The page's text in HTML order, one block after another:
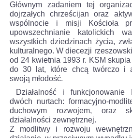
Głównym zadaniem tej
dojrzałych chrześcijan oraz
wspólnocie i misji Kościoła
upowszechnianie katolickich
wszystkich dziedzinach życia,
kulturalnego. W diecezji
od 24 kwietnia 1993 r. KSM
do 30 lat, które chcą twórczo i
swoją młodość.
Działalność i
dwóch nurtach: formacyjno-
duchowym rozwojem, oraz
działalności zewnętrznej.
Z modlitwy i rozwoju